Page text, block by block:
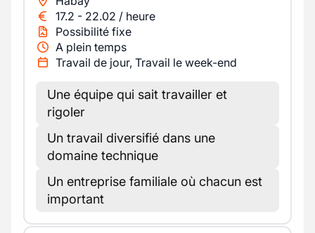
17.2 - 22.02 / heure
Possibilité fixe
A plein temps
Travail de jour, Travail le week-end
Une équipe qui sait travailler et
rigoler
Un travail diversifié dans une
domaine technique
Un entreprise familiale où chacun est
important